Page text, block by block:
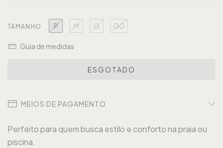
TAMANHO P M G GG
Guia de medidas
MEIOS DE PAGAMENTO
Perfeito para quem busca estilo e conforto na praia ou
piscina.